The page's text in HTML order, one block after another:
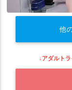
他
↓アダルト